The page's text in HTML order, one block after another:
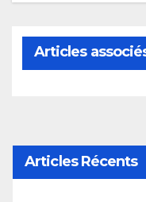
Articles
Articles Récents